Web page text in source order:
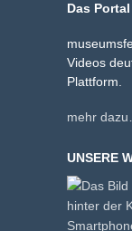
Das
Videos
Plattform.
mehr
UNSERE